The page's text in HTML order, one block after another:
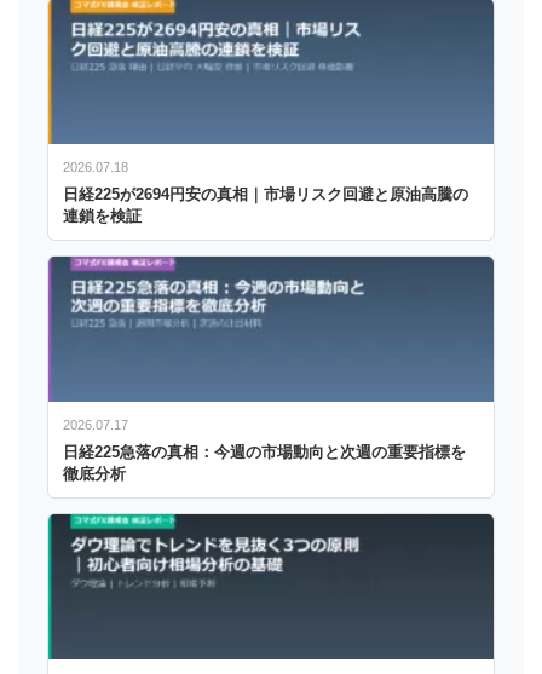
2026.07.18
日経225が2694円安の真相｜市場リスク回避と原油高騰の
連鎖を検証
2026.07.17
日経225急落の真相：今週の市場動向と次週の重要指標を
徹底分析